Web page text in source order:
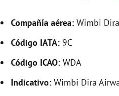
Compañía aérea: Wimbi
Código IATA: 9C
Código ICAO: WDA
Indicativo: Wimbi Dira